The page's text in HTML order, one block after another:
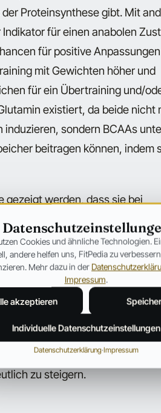
Proteinsynthese gibt. Mit
für einen anabolen
für positive Anpassungen
mit Gewichten höher und
für ein Übertraining und/
existiert, da beide nicht
sondern BCAAs
beitragen können, indem
gezeigt werden, dass sie bei
die Stickstoffbilanz
konnte gezeigt werden,
von 3 Gramm BCAAs und 5
Kraft als Wheyprotein alleine
einige Sportler bei
mit einer optimalen
verzeichnen können. Auch
besitzen scheint die
zu steigern.
Cookies und ähnliche Technologien.
andere helfen uns, FitPedia zu
Mehr dazu in der
Impressum.
akzeptieren
Individuelle Datenschutzeinstellungen
Datenschutzerklärung·Impressum